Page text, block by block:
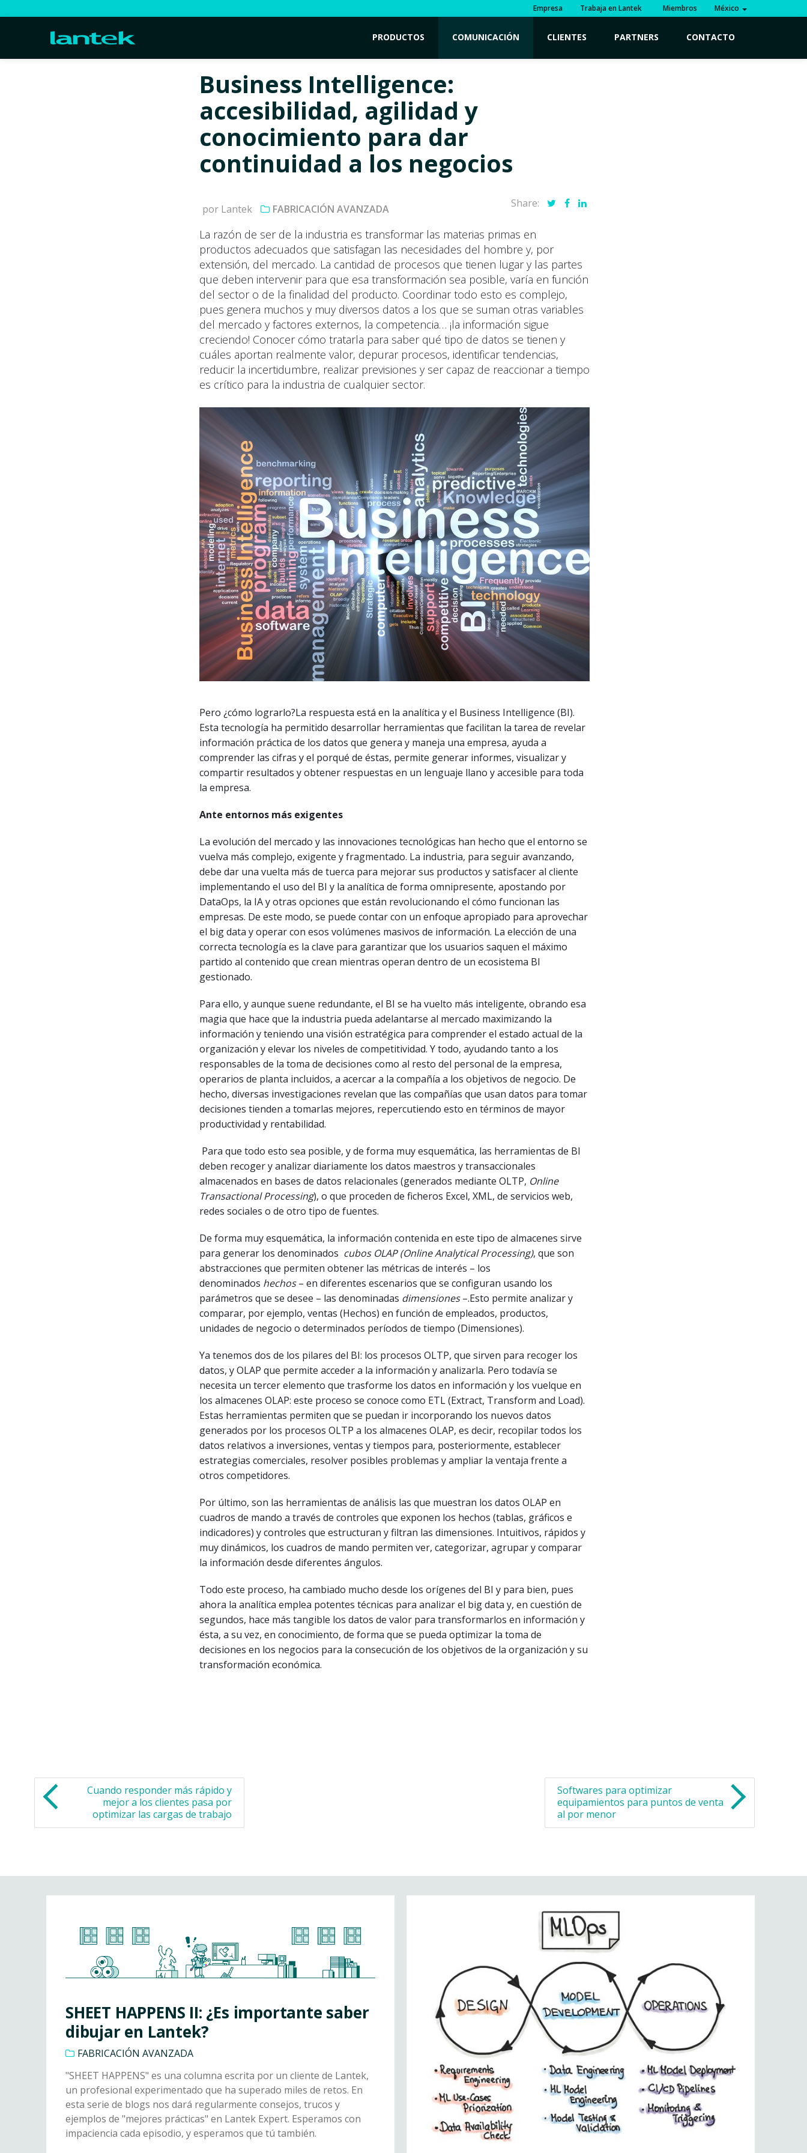
Empresa Trabaja en Lantek Miembros México
PRODUCTOS COMUNICACIÓN CLIENTES PARTNERS CONTACTO
Business Intelligence:
accesibilidad, agilidad y
conocimiento para dar
continuidad a los negocios
por Lantek FABRICACIÓN AVANZADA Share:
La razón de ser de la industria es transformar las materias primas en
productos adecuados que satisfagan las necesidades del hombre y, por
extensión, del mercado. La cantidad de procesos que tienen lugar y las partes
que deben intervenir para que esa transformación sea posible, varía en función
del sector o de la finalidad del producto. Coordinar todo esto es complejo,
pues genera muchos y muy diversos datos a los que se suman otras variables
del mercado y factores externos, la competencia… ¡la información sigue
creciendo! Conocer cómo tratarla para saber qué tipo de datos se tienen y
cuáles aportan realmente valor, depurar procesos, identificar tendencias,
reducir la incertidumbre, realizar previsiones y ser capaz de reaccionar a tiempo
es crítico para la industria de cualquier sector.
Pero ¿cómo lograrlo?La respuesta está en la analítica y el Business Intelligence (BI).
Esta tecnología ha permitido desarrollar herramientas que facilitan la tarea de revelar
información práctica de los datos que genera y maneja una empresa, ayuda a
comprender las cifras y el porqué de éstas, permite generar informes, visualizar y
compartir resultados y obtener respuestas en un lenguaje llano y accesible para toda
la empresa.
Ante entornos más exigentes
La evolución del mercado y las innovaciones tecnológicas han hecho que el entorno se
vuelva más complejo, exigente y fragmentado. La industria, para seguir avanzando,
debe dar una vuelta más de tuerca para mejorar sus productos y satisfacer al cliente
implementando el uso del BI y la analítica de forma omnipresente, apostando por
DataOps, la IA y otras opciones que están revolucionando el cómo funcionan las
empresas. De este modo, se puede contar con un enfoque apropiado para aprovechar
el big data y operar con esos volúmenes masivos de información. La elección de una
correcta tecnología es la clave para garantizar que los usuarios saquen el máximo
partido al contenido que crean mientras operan dentro de un ecosistema BI
gestionado.
Para ello, y aunque suene redundante, el BI se ha vuelto más inteligente, obrando esa
magia que hace que la industria pueda adelantarse al mercado maximizando la
información y teniendo una visión estratégica para comprender el estado actual de la
organización y elevar los niveles de competitividad. Y todo, ayudando tanto a los
responsables de la toma de decisiones como al resto del personal de la empresa,
operarios de planta incluidos, a acercar a la compañía a los objetivos de negocio. De
hecho, diversas investigaciones revelan que las compañías que usan datos para tomar
decisiones tienden a tomarlas mejores, repercutiendo esto en términos de mayor
productividad y rentabilidad.
Para que todo esto sea posible, y de forma muy esquemática, las herramientas de BI
deben recoger y analizar diariamente los datos maestros y transaccionales
almacenados en bases de datos relacionales (generados mediante OLTP, Online
Transactional Processing), o que proceden de ficheros Excel, XML, de servicios web,
redes sociales o de otro tipo de fuentes.
De forma muy esquemática, la información contenida en este tipo de almacenes sirve
para generar los denominados cubos OLAP (Online Analytical Processing), que son
abstracciones que permiten obtener las métricas de interés – los
denominados hechos– en diferentes escenarios que se configuran usando los
parámetros que se desee – las denominadas dimensiones–.Esto permite analizar y
comparar, por ejemplo, ventas (Hechos) en función de empleados, productos,
unidades de negocio o determinados períodos de tiempo (Dimensiones).
Ya tenemos dos de los pilares del BI: los procesos OLTP, que sirven para recoger los
datos, y OLAP que permite acceder a la información y analizarla. Pero todavía se
necesita un tercer elemento que trasforme los datos en información y los vuelque en
los almacenes OLAP: este proceso se conoce como ETL (Extract, Transform and Load).
Estas herramientas permiten que se puedan ir incorporando los nuevos datos
generados por los procesos OLTP a los almacenes OLAP, es decir, recopilar todos los
datos relativos a inversiones, ventas y tiempos para, posteriormente, establecer
estrategias comerciales, resolver posibles problemas y ampliar la ventaja frente a
otros competidores.
Por último, son las herramientas de análisis las que muestran los datos OLAP en
cuadros de mando a través de controles que exponen los hechos (tablas, gráficos e
indicadores) y controles que estructuran y filtran las dimensiones. Intuitivos, rápidos y
muy dinámicos, los cuadros de mando permiten ver, categorizar, agrupar y comparar
la información desde diferentes ángulos.
Todo este proceso, ha cambiado mucho desde los orígenes del BI y para bien, pues
ahora la analítica emplea potentes técnicas para analizar el big data y, en cuestión de
segundos, hace más tangible los datos de valor para transformarlos en información y
ésta, a su vez, en conocimiento, de forma que se pueda optimizar la toma de
decisiones en los negocios para la consecución de los objetivos de la organización y su
transformación económica.
Cuando responder más rápido y
mejor a los clientes pasa por
optimizar las cargas de trabajo
Softwares para optimizar
equipamientos para puntos de venta
al por menor
SHEET HAPPENS II: ¿Es importante saber
dibujar en Lantek?
FABRICACIÓN AVANZADA
"SHEET HAPPENS" es una columna escrita por un cliente de Lantek,
un profesional experimentado que ha superado miles de retos. En
esta serie de blogs nos dará regularmente consejos, trucos y
ejemplos de "mejores prácticas" en Lantek Expert. Esperamos con
impaciencia cada episodio, y esperamos que tú también.